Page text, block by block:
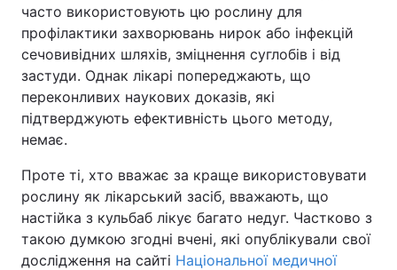
часто використовують цю рослину для
профілактики захворювань нирок або інфекцій
сечовивідних шляхів, зміцнення суглобів і від
застуди. Однак лікарі попереджають, що
переконливих наукових доказів, які
підтверджують ефективність цього методу,
немає.
Проте ті, хто вважає за краще використовувати
рослину як лікарський засіб, вважають, що
настійка з кульбаб лікує багато недуг. Частково з
такою думкою згодні вчені, які опублікували свої
дослідження на сайті Національної медичної